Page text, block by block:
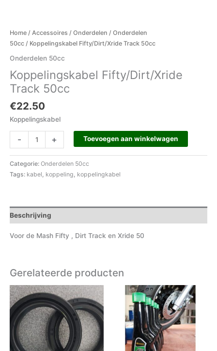
Home / Accessoires / Onderdelen / Onderdelen
50cc / Koppelingskabel Fifty/Dirt/Xride Track 50cc
Onderdelen 50cc
Koppelingskabel Fifty/Dirt/Xride
Track 50cc
€22.50
Koppelingskabel
- + Toevoegen aan winkelwagen
Categorie: Onderdelen 50cc
Tags: kabel, koppeling, koppelingkabel
Beschrijving
Voor de Mash Fifty , Dirt Track en Xride 50
Gerelateerde producten